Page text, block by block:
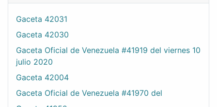
Gaceta 42031
Gaceta 42030
Gaceta Oficial de Venezuela #41919 del viernes 10
julio 2020
Gaceta 42004
Gaceta Oficial de Venezuela #41970 del